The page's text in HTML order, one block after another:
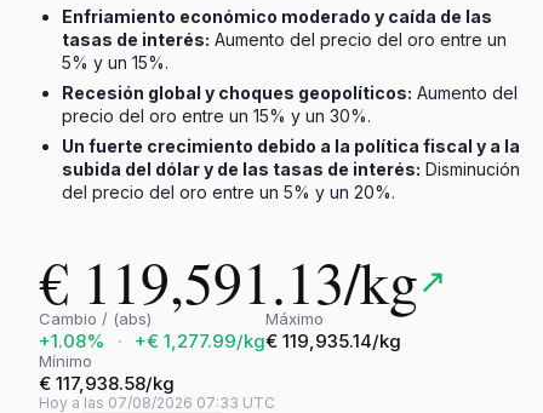
Enfriamiento económico moderado y caída de las
tasas de interés: Aumento del precio del oro entre un
5% y un 15%.
Recesión global y choques geopolíticos: Aumento del
precio del oro entre un 15% y un 30%.
Un fuerte crecimiento debido a la política fiscal y a la
subida del dólar y de las tasas de interés: Disminución
del precio del oro entre un 5% y un 20%.
€ 119,591.13/kg↗
Cambio / (abs)
+1.08% · +€ 1,277.99/kg
Máximo
€ 119,935.14/kg
Mínimo
€ 117,938.58/kg
Hoy a las 07/08/2026 07:33 UTC